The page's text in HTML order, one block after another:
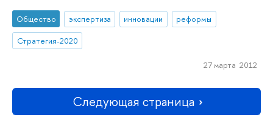
Общество экспертиза инновации
реформы
Стратегия-2020
27 марта 2012
Следующая страница